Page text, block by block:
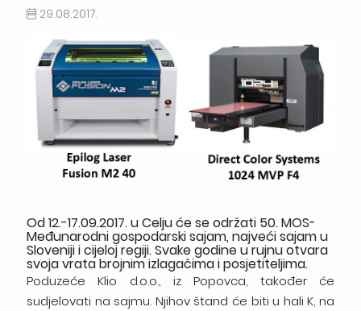
29.08.2017.
Od 12.-17.09.2017. u Celju će se održati 50. MOS-
Međunarodni gospodarski sajam, najveći sajam u
Sloveniji i cijeloj regiji. Svake godine u rujnu otvara
svoja vrata brojnim izlagačima i posjetiteljima.
Poduzeće Klio d.o.o., iz Popovca, također će
sudjelovati na sajmu. Njihov štand će biti u hali K, na